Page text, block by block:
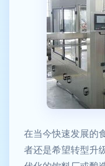
在当今快速发展的
者还是希望转型升